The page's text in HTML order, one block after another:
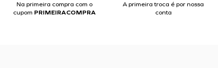
Na primeira compra com o
cupom PRIMEIRACOMPRA
A primeira troca é por nossa
conta